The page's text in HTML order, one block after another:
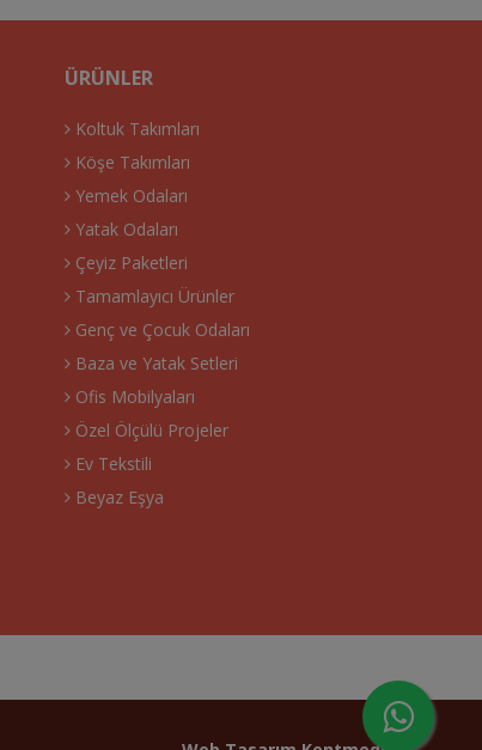
ÜRÜNLER
Koltuk Takımları
Köşe Takımları
Yemek Odaları
Yatak Odaları
Çeyiz Paketleri
Tamamlayıcı Ürünler
Genç ve Çocuk Odaları
Baza ve Yatak Setleri
Ofis Mobilyaları
Özel Ölçülü Projeler
Ev Tekstili
Beyaz Eşya